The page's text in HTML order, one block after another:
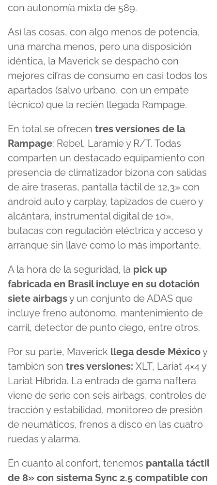
con autonomía mixta de 589.
Así las cosas, con algo menos de potencia,
una marcha menos, pero una disposición
idéntica, la Maverick se despachó con
mejores cifras de consumo en casi todos los
apartados (salvo urbano, con un empate
técnico) que la recién llegada Rampage.
En total se ofrecen tres versiones de la
Rampage: Rebel, Laramie y R/T. Todas
comparten un destacado equipamiento con
presencia de climatizador bizona con salidas
de aire traseras, pantalla táctil de 12,3» con
android auto y carplay, tapizados de cuero y
alcántara, instrumental digital de 10»,
butacas con regulación eléctrica y acceso y
arranque sin llave como lo más importante.
A la hora de la seguridad, la pick up
fabricada en Brasil incluye en su dotación
siete airbagsy un conjunto de ADAS que
incluye freno autónomo, mantenimiento de
carril, detector de punto ciego, entre otros.
Por su parte, Maverick llega desde Méxicoy
también son tres versiones: XLT, Lariat 4×4 y
Lariat Híbrida. La entrada de gama naftera
viene de serie con seis airbags, controles de
tracción y estabilidad, monitoreo de presión
de neumáticos, frenos a disco en las cuatro
ruedas y alarma.
En cuanto al confort, tenemos pantalla táctil
de 8» con sistema Sync 2.5 compatible con